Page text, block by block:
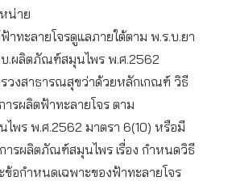
น่าย
ทะลายโจรดูแลภายใต้ตาม พ.ร.บ.ยา
บ.ผลิตภัณฑ์สมุนไพร พ.ศ.2562
วงสาธารณสุขว่าด้วยหลักเกณฑ์ วิธี
ารผลิตฟ้าทะลายโจร ตาม
พร พ.ศ.2562 มาตรา 6(10) หรือมี
ารผลิตภัณฑ์สมุนไพร เรื่อง กำหนดวิธี
อกำหนดเฉพาะของฟ้าทะลายโจร